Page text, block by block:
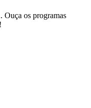
Ouça os programas